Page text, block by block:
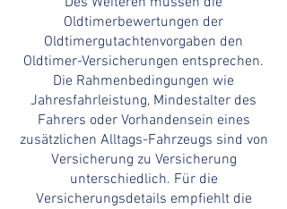
Oldtimerbewertungen der
Oldtimergutachtenvorgaben den
Oldtimer-Versicherungen entsprechen.
Die Rahmenbedingungen wie
Jahresfahrleistung, Mindestalter des
Fahrers oder Vorhandensein eines
zusätzlichen Alltags-Fahrzeugs sind von
Versicherung zu Versicherung
unterschiedlich. Für die
Versicherungsdetails empfiehlt die